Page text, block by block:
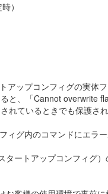
）
アップコンフィグの実体
と、「Cannot overwrite
れているときでも保護さ
ィグ内のコマンドにエラ
タートアップコンフィグ